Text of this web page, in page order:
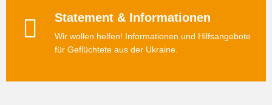
Statement & Informationen
Wir wollen helfen! Informationen und Hilfsangebote
für Geflüchtete aus der Ukraine.